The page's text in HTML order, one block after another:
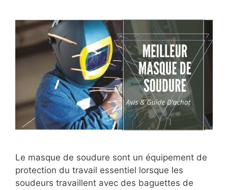
Le masque de soudure sont un équipement de
protection du travail essentiel lorsque les
soudeurs travaillent avec des baguettes de